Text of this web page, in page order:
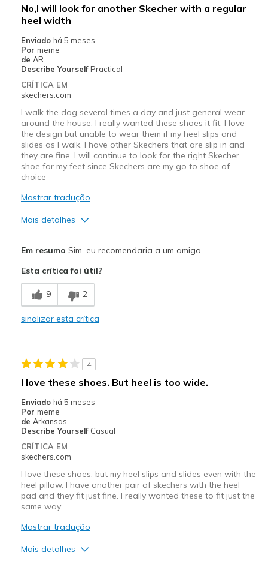
No,I will look for another Skecher with a regular
heel width
Enviado há 5 meses
Por meme
de AR
Describe Yourself Practical
CRÍTICA EM
skechers.com
I walk the dog several times a day and just general wear
around the house. I really wanted these shoes it fit. I love
the design but unable to wear them if my heel slips and
slides as I walk. I have other Skechers that are slip in and
they are fine. I will continue to look for the right Skecher
shoe for my feet since Skechers are my go to shoe of
choice
Mostrar tradução
Mais detalhes
Breathe Well
Comfortable
Melhores utilizações
Width
Sizing
Feels true to size
View On Shoes
Em resumo Sim, eu recomendaria a um amigo
Esta crítica foi útil?
9 2
sinalizar esta crítica
4
I love these shoes. But heel is too wide.
Enviado há 5 meses
Por meme
de Arkansas
Describe Yourself Casual
CRÍTICA EM
skechers.com
I love these shoes, but my heel slips and slides even with the
heel pillow. I have another pair of skechers with the heel
pad and they fit just fine. I really wanted these to fit just the
same way.
Mostrar tradução
Mais detalhes